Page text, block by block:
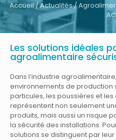
Accueil/Actualités/
Les solutions idéales
agroalimentaire
Dans l’industrie
environnements de production
particules, les poussières et
représentent non seulement
produits, mais aussi un risque
la sécurité des installations.
solutions se distinguent par